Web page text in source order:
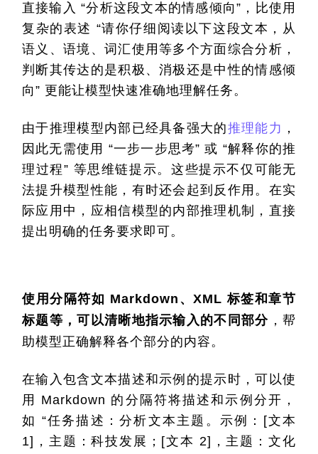
直接输入 “分析这段文本的情感倾向”，比使用
复杂的表述 “请你仔细阅读以下这段文本，从
语义、语境、词汇使用等多个方面综合分析，
判断其传达的是积极、消极还是中性的情感倾
向” 更能让模型快速准确地理解任务。
由于推理模型内部已经具备强大的推理能力 ，
因此无需使用 “一步一步思考” 或 “解释你的推
理过程” 等思维链提示。这些提示不仅可能无
法提升模型性能，有时还会起到反作用。在实
际应用中，应相信模型的内部推理机制，直接
提出明确的任务要求即可。
使用分隔符如 Markdown、XML 标签和章节
标题等，可以清晰地指示输入的不同部分 ，帮
助模型正确解释各个部分的内容。
在输入包含文本描述和示例的提示时，可以使
用 Markdown 的分隔符将描述和示例分开，
如 “任务描述：分析文本主题。示例：[文本
1]，主题：科技发展；[文本 2]，主题：文化